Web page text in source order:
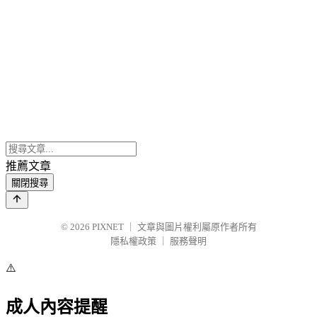
推薦文章
關閉搜尋
© 2026 PIXNET
文章與圖片權利屬原作者所有
隱私權政策
服務聲明
⚠️
成人內容提醒